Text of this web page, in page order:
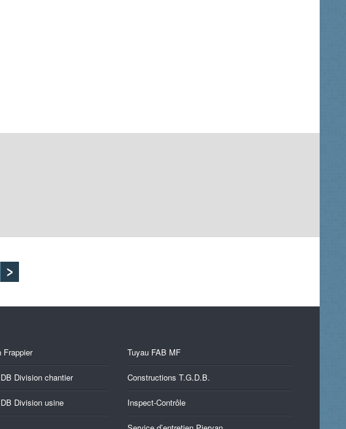
Frappier
Division chantier
Division usine
Tuyau FAB MF
Constructions T.G.D.B.
Inspect-Contrôle